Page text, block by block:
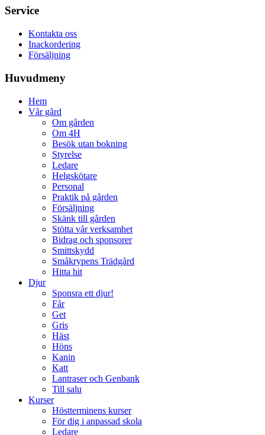
Service
Kontakta oss
Inackordering
Försäljning
Huvudmeny
Hem
Vår gård
Om gården
Om 4H
Besök utan bokning
Styrelse
Ledare
Helgskötare
Personal
Praktik på gården
Försäljning
Skänk till gården
Stötta vår verksamhet
Bidrag och sponsorer
Smittskydd
Småkrypens Trädgård
Hitta hit
Djur
Sponsra ett djur!
Får
Get
Gris
Häst
Höns
Kanin
Katt
Lantraser och Genbank
Till salu
Kurser
Höstterminens kurser
För dig i anpassad skola
Ledare